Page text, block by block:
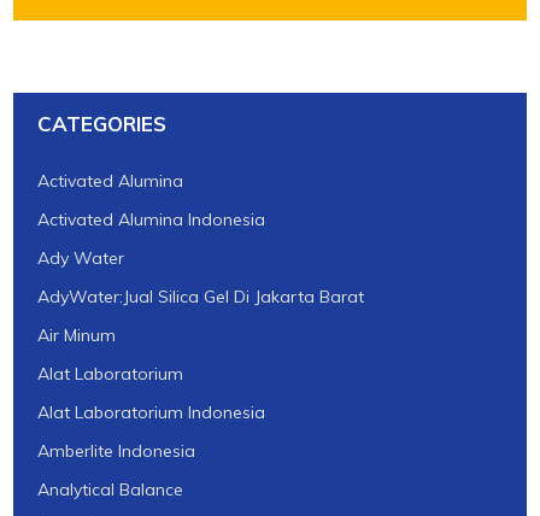
CATEGORIES
Activated Alumina
Activated Alumina Indonesia
Ady Water
AdyWater:Jual Silica Gel Di Jakarta Barat
Air Minum
Alat Laboratorium
Alat Laboratorium Indonesia
Amberlite Indonesia
Analytical Balance